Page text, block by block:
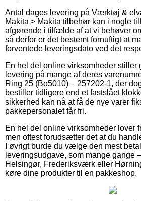
Antal dages levering på Værktøj &
Makita > Makita tilbehør kan i nogle
afgørende i tilfælde af at vi behøver
så derfor er det bestemt fornuftigt at
forventede leveringsdato ved det
En hel del online virksomheder stiller
levering på mange af deres
Ring 25 (Bo5010) – 257202-1, der
bestiller tidligere end et fastslået
sikkerhed kan nå at få de nye varer
pakkepersonalet får fri.
En hel del online virksomheder lover
men oftest forudsætter det at du
I øvrigt burde du vælge den mest
leveringsudgave, som mange gange
Helsingør, Frederiksværk eller
køre dine produkter til en pakkeshop.